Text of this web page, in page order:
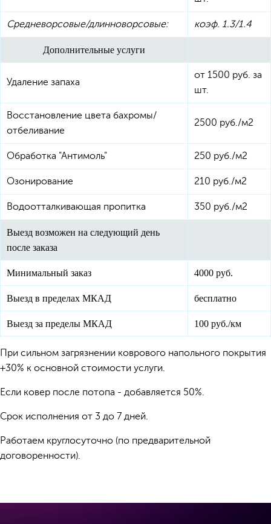
Средневорсовые/длинноворсовые: коэф. 1.3/1.4
Дополнительные услуги
Удаление запаха
от 1500 руб. за
шт.
Восстановление цвета бахромы/
отбеливание
2500 руб./м2
Обработка "Антимоль" 250 руб./м2
Озонирование 210 руб./м2
Водоотталкивающая пропитка 350 руб./м2
Выезд возможен на следующий день
после заказа
Минимальный заказ 4000 руб.
Выезд в пределах МКАД бесплатно
Выезд за пределы МКАД 100 руб./км
При сильном загрязнении коврового напольного покрытия
+30% к основной стоимости услуги.
Если ковер после потопа - добавляется 50%.
Срок исполнения от 3 до 7 дней.
Работаем круглосуточно (по предварительной
договоренности).